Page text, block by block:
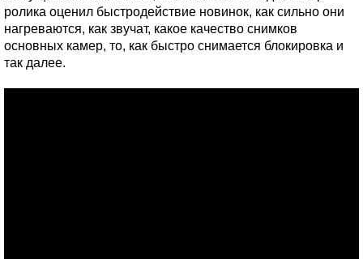
ролика оценил быстродействие новинок, как сильно они
нагреваются, как звучат, какое качество снимков
основных камер, то, как быстро снимается блокировка и
так далее.